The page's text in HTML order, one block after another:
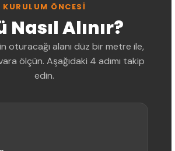
KURULUM ÖNCESI
Nasıl Alınır?
oturacağı alanı düz bir metre ile,
ölçün. Aşağıdaki 4 adımı takip
edin.